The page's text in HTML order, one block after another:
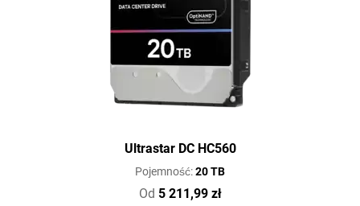
Ultrastar DC HC560
Pojemność:20 TB
Od 5 211,99 zł